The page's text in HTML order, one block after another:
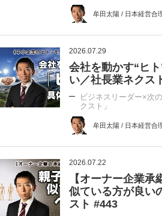
牟田太陽 / 日本経営合
2026.07.29
会社を動かす“ヒ
い／社長業ネクス
ビジネスリーダー×次
クスト」
牟田太陽 / 日本経営合
2026.07.22
【オーナー企業
似ている方が良い
スト #443